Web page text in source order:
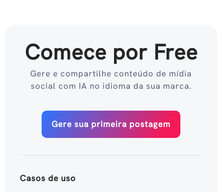
Comece por Free
Gere e compartilhe conteúdo de mídia
social com IA no idioma da sua marca.
Gere sua primeira postagem
Casos de uso